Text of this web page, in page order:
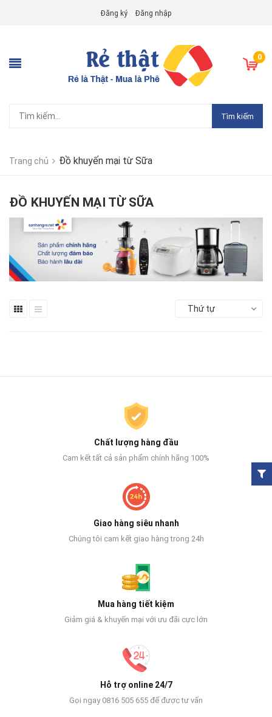
Đăng ký Đăng nhập
0
Tìm kiếm
Trang chủ Đồ khuyến mại từ Sữa
ĐỒ KHUYẾN MẠI TỪ SỮA
Thứ tự
Chất lượng hàng đầu
Cam kết tất cả sản phẩm chính hãng 100%
Giao hàng siêu nhanh
Chúng tôi cam kết giao hàng trong 24h
Mua hàng tiết kiệm
Giảm giá & khuyến mại với ưu đãi cực lớn
Hỗ trợ online 24/7
Gọi ngay 0816 505 655 để được tư vấn